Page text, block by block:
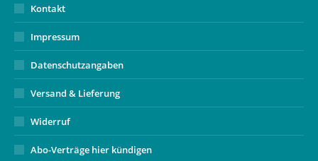
Kontakt
Impressum
Datenschutzangaben
Versand & Lieferung
Widerruf
Abo-Verträge hier kündigen